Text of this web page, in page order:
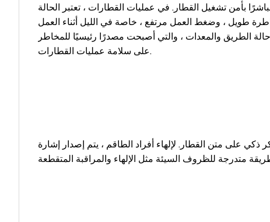
بأمن تشغيل القطار. في عمليات القطارات ، تعتبر الحالة
طويل ، وضغط العمل مرتفع ، خاصة في الليل أثناء العمل
الطريق والمعدات ، والتي أصبحت مصدرًا رئيسيًا للمخاطر
على سلامة عمليات القطارات.
على متن القطار. لإلهاء أفراد الطاقم ، يتم إصدار إشارة